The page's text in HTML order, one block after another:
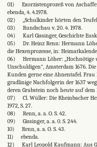
01) Exorzistenprozeß von
ebenda, 4. 4.1978.
02) „Schulkinder hörten den
03) Rundschau v. 20. 4. 1978.
04) Karl Gissinger, Geschichte
05) Dr. Heinz Renn: Hermann
die Hexenprozesse, in:
06) Hermann Löher: „Hochnötige
Unschuldigen", Amsterdam 1676.
Kunden gerne eine Ahnentafel.
gradlinige Nachfolgerin der 1637
deren Grabstein noch heute auf
07) Cl. Wüller: Die Rheinbacher
1972, S. 27.
08) Renn, a. a. O. S. 42.
09) Gissinger, a. a. 0. S. 244.
10) Renn, a. a. O. S. 43.
11) ebenda.
12) Karl Leopold Kaufmann: Aus